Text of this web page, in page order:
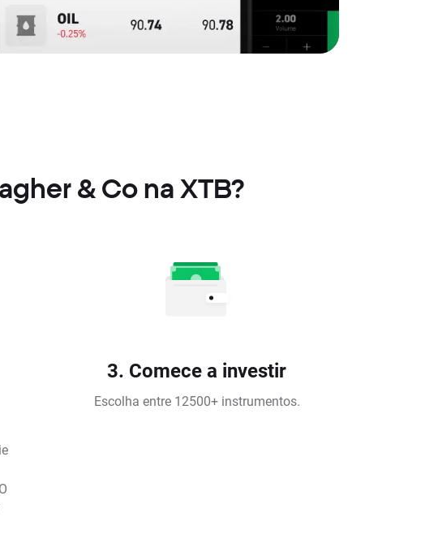
& Co na XTB?
3. Comece a investir
Escolha entre 12500+ instrumentos.